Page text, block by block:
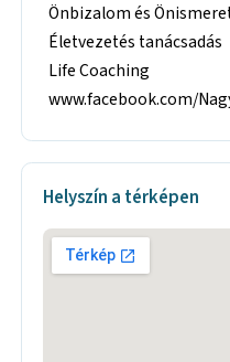
Önbizalom és
Életvezetés tanácsadás
Life Coaching
www.facebook.com/
Helyszín a térképen